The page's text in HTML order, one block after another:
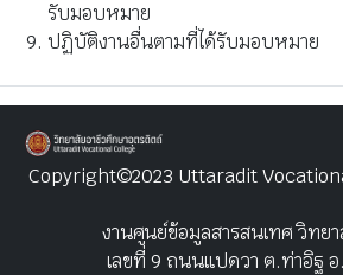
รับมอบหมาย
ปฏิบัติงานอื่นตามที่ได้รับมอบหมาย
Copyright©2023 Uttaradit
งานศูนย์ข้อมูลสารสนเทศ วิทย
เลขที่ 9 ถนนแปดวา ต.ท่าอิฐ